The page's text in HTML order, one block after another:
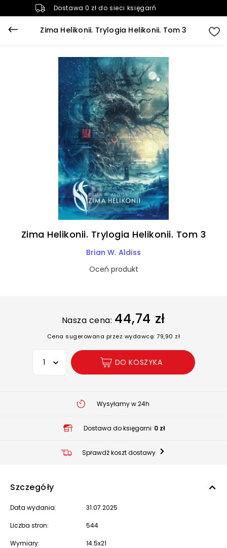
Dostawa 0 zł do sieci księgarń
Zima Helikonii. Trylogia Helikonii. Tom 3
Zima Helikonii. Trylogia Helikonii. Tom 3
Brian W. Aldiss
Oceń produkt
Nasza cena: 44,74 zł
Cena sugerowana przez wydawcę: 79,90 zł
Wybierz opcję
DO KOSZYKA
Wysyłamy w 24h
Dostawa do księgarni 0 zł
Sprawdź koszt dostawy
Szczegóły
Data wydania: 31.07.2025
Liczba stron: 544
Wymiary: 14.5x21